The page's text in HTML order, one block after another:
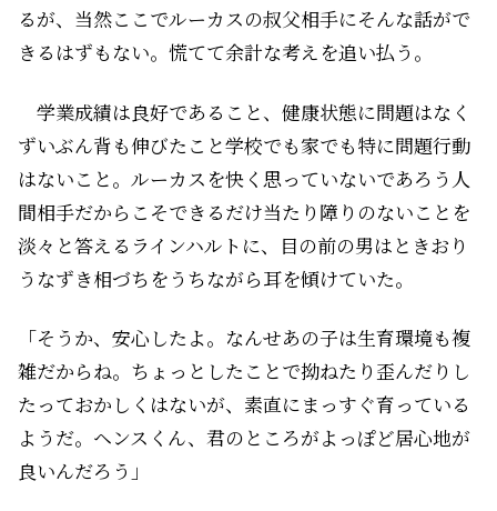
るが、当然ここでルーカスの叔父相手にそんな話がで
きるはずもない。慌てて余計な考えを追い払う。
学業成績は良好であること、健康状態に問題はなく
ずいぶん背も伸びたこと――学校でも家でも特に問題行動
はないこと。ルーカスを快く思っていないであろう人
間相手だからこそできるだけ当たり障りのないことを
淡々と答えるラインハルトに、目の前の男はときおり
うなずき相づちをうちながら耳を傾けていた。
「そうか、安心したよ。なんせあの子は生育環境も複
雑だからね。ちょっとしたことで拗ねたり歪んだりし
たっておかしくはないが、素直にまっすぐ育っている
ようだ。ヘンスくん、君のところがよっぽど居心地が
良いんだろう」